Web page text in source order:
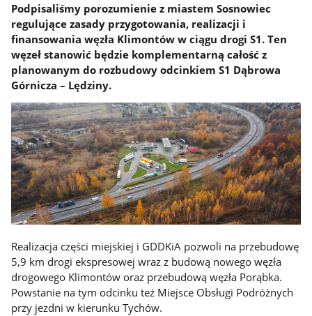
Podpisaliśmy porozumienie z miastem Sosnowiec
regulujące zasady przygotowania, realizacji i
finansowania węzła Klimontów w ciągu drogi S1. Ten
węzeł stanowić będzie komplementarną całość z
planowanym do rozbudowy odcinkiem S1 Dąbrowa
Górnicza – Lędziny.
Realizacja części miejskiej i GDDKiA pozwoli na przebudowę
5,9 km drogi ekspresowej wraz z budową nowego węzła
drogowego Klimontów oraz przebudową węzła Porąbka.
Powstanie na tym odcinku też Miejsce Obsługi Podróżnych
przy jezdni w kierunku Tychów.